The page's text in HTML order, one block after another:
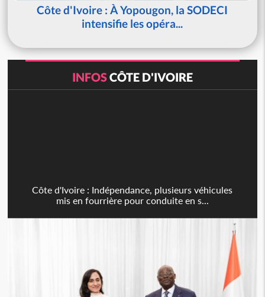
Côte d'Ivoire : À Yopougon, la SODECI
intensifie les opéra...
INFOSCÔTE D'IVOIRE
Côte d'Ivoire : Indépendance, plusieurs véhicules
mis en fourrière pour conduite en s...